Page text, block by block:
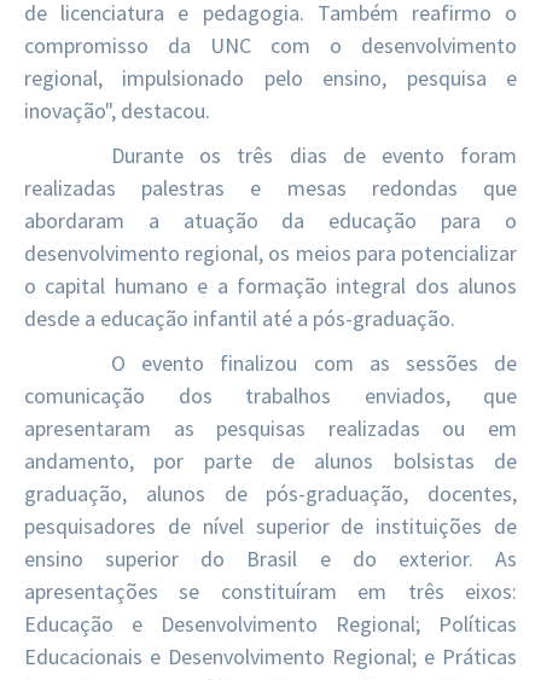
de licenciatura e pedagogia. Também reafirmo o
compromisso da UNC com o desenvolvimento
regional, impulsionado pelo ensino, pesquisa e
inovação", destacou.
Durante os três dias de evento foram
realizadas palestras e mesas redondas que
abordaram a atuação da educação para o
desenvolvimento regional, os meios para potencializar
o capital humano e a formação integral dos alunos
desde a educação infantil até a pós-graduação.
O evento finalizou com as sessões de
comunicação dos trabalhos enviados, que
apresentaram as pesquisas realizadas ou em
andamento, por parte de alunos bolsistas de
graduação, alunos de pós-graduação, docentes,
pesquisadores de nível superior de instituições de
ensino superior do Brasil e do exterior. As
apresentações se constituíram em três eixos:
Educação e Desenvolvimento Regional; Políticas
Educacionais e Desenvolvimento Regional; e Práticas